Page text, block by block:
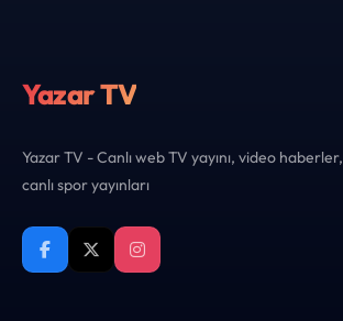
Yazar TV
Yazar TV - Canlı web TV yayını, video haberler,
canlı spor yayınları